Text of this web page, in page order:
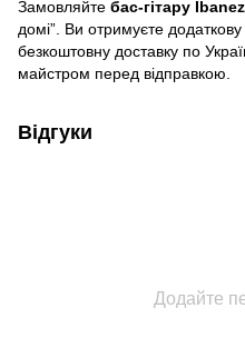
Замовляйте бас-гітару
домі”. Ви отримуєте додаткову
безкоштовну доставку по
майстром перед відправкою.
Відгуки
Додайте